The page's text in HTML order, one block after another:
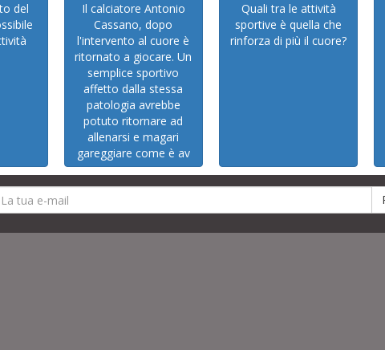
del
Il calciatore Antonio
Cassano, dopo
l'intervento al cuore è
ritornato a giocare. Un
semplice sportivo
affetto dalla stessa
patologia avrebbe
potuto ritornare ad
allenarsi e magari
gareggiare come è av
Quali tra le attività
sportive è quella che
rinforza di più il cuore?